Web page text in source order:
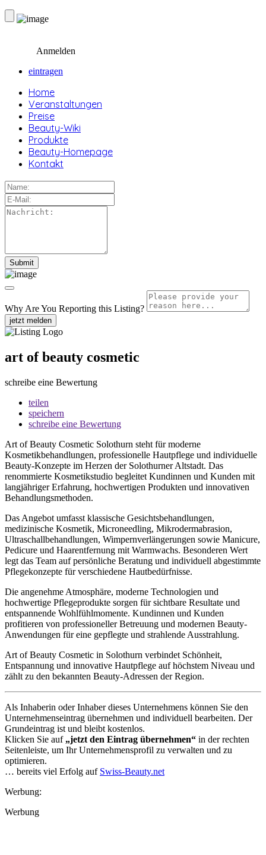
Anmelden
eintragen
Home
Veranstaltungen
Preise
Beauty-Wiki
Produkte
Beauty-Homepage
Kontakt
Why Are You Reporting this Listing?
jetzt melden
art of beauty cosmetic
schreibe eine Bewertung
teilen
speichern
schreibe eine Bewertung
Art of Beauty Cosmetic Solothurn steht für moderne
Kosmetikbehandlungen, professionelle Hautpflege und individuelle
Beauty-Konzepte im Herzen der Solothurner Altstadt. Das
renommierte Kosmetikstudio begleitet Kundinnen und Kunden mit
langjähriger Erfahrung, hochwertigen Produkten und innovativen
Behandlungsmethoden.
Das Angebot umfasst klassische Gesichtsbehandlungen,
medizinische Kosmetik, Microneedling, Mikrodermabrasion,
Ultraschallbehandlungen, Wimpernverlängerungen sowie Manicure,
Pedicure und Haarentfernung mit Warmwachs. Besonderen Wert
legt das Team auf persönliche Beratung und individuell abgestimmte
Pflegekonzepte für verschiedene Hautbedürfnisse.
Die angenehme Atmosphäre, moderne Technologien und
hochwertige Pflegeprodukte sorgen für sichtbare Resultate und
entspannende Wohlfühlmomente. Kundinnen und Kunden
profitieren von professioneller Betreuung und modernen Beauty-
Anwendungen für eine gepflegte und strahlende Ausstrahlung.
Art of Beauty Cosmetic in Solothurn verbindet Schönheit,
Entspannung und innovative Hautpflege auf höchstem Niveau und
zählt zu den bekannten Beauty-Adressen der Region.
Als Inhaberin oder Inhaber dieses Unternehmens können Sie den
Unternehmenseintrag übernehmen und individuell bearbeiten. Der
Grundeintrag ist und bleibt kostenlos.
Klicken Sie auf „jetzt den Eintrag übernehmen“ in der rechten
Seitenleiste, um Ihr Unternehmensprofil zu verwalten und zu
optimieren.
… bereits viel Erfolg auf Swiss-Beauty.net
Werbung:
Werbung